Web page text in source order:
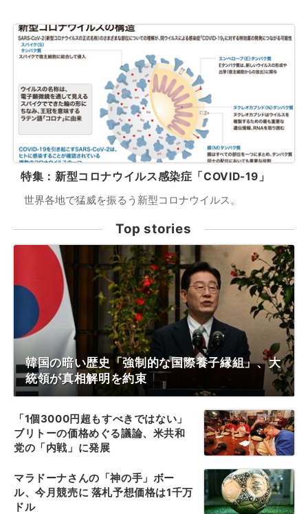
特集：新型コロナウイルス感染症「COVID-19」
世界各地で猛威を振るう新型コロナウイルス。
Top stories
韓国の暗い歴史「強制的な国際養子縁組」、大
統領が真相解明を約束
「1個3000円超もすべきではない」
ブリトーの価格めぐる議論、米共和
党の「内戦」に発展
マラドーナさんの「神の手」ボー
ル、今月競売に 落札予想価格は1千万
ドル